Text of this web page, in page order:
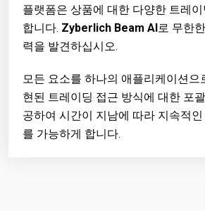
플랫폼은 상품에 대한 다양한 트레
합니다. Zyberlich Beam AI로 무한
력을 발견하십시오.
모든 요소를 하나의 애플리케이션으
현된 트레이딩 접근 방식에 대한 포
공하여 시간이 지남에 따라 지속적
를 가능하게 합니다.